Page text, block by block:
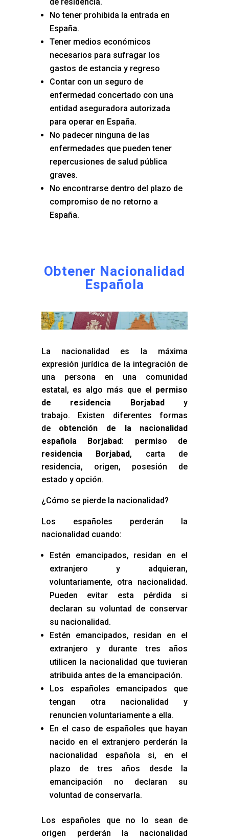
No tener prohibida la entrada en
España.
Tener medios económicos
necesarios para sufragar los
gastos de estancia y regreso
Contar con un seguro de
enfermedad concertado con una
entidad aseguradora autorizada
para operar en España.
No padecer ninguna de las
enfermedades que pueden tener
repercusiones de salud pública
graves.
No encontrarse dentro del plazo de
compromiso de no retorno a
España.
Obtener Nacionalidad
Española
La nacionalidad es la máxima
expresión jurídica de la integración de
una persona en una comunidad
estatal, es algo más que el permiso
de residencia Borjabad y
trabajo. Existen diferentes formas
de obtención de la nacionalidad
española Borjabad: permiso de
residencia Borjabad, carta de
residencia, origen, posesión de
estado y opción.
¿Cómo se pierde la nacionalidad?
Los españoles perderán la
nacionalidad cuando:
Estén emancipados, residan en el
extranjero y adquieran,
voluntariamente, otra nacionalidad.
Pueden evitar esta pérdida si
declaran su voluntad de conservar
su nacionalidad.
Estén emancipados, residan en el
extranjero y durante tres años
utilicen la nacionalidad que tuvieran
atribuida antes de la emancipación.
Los españoles emancipados que
tengan otra nacionalidad y
renuncien voluntariamente a ella.
En el caso de españoles que hayan
nacido en el extranjero perderán la
nacionalidad española si, en el
plazo de tres años desde la
emancipación no declaran su
voluntad de conservarla.
Los españoles que no lo sean de
origen perderán la nacionalidad